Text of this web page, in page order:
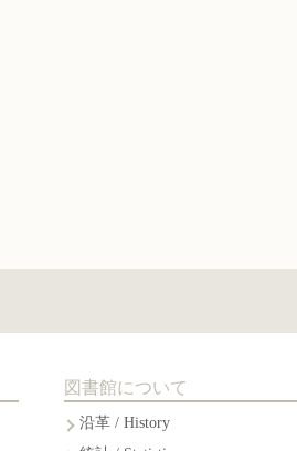
図書館について
沿革 / History